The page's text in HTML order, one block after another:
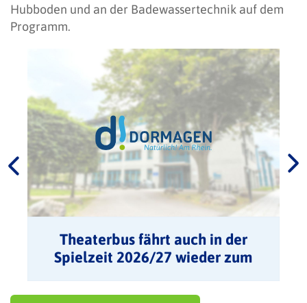
Hubboden und an der Badewassertechnik auf dem
Programm.
Theaterbus fährt auch in der
Spielzeit 2026/27 wieder zum